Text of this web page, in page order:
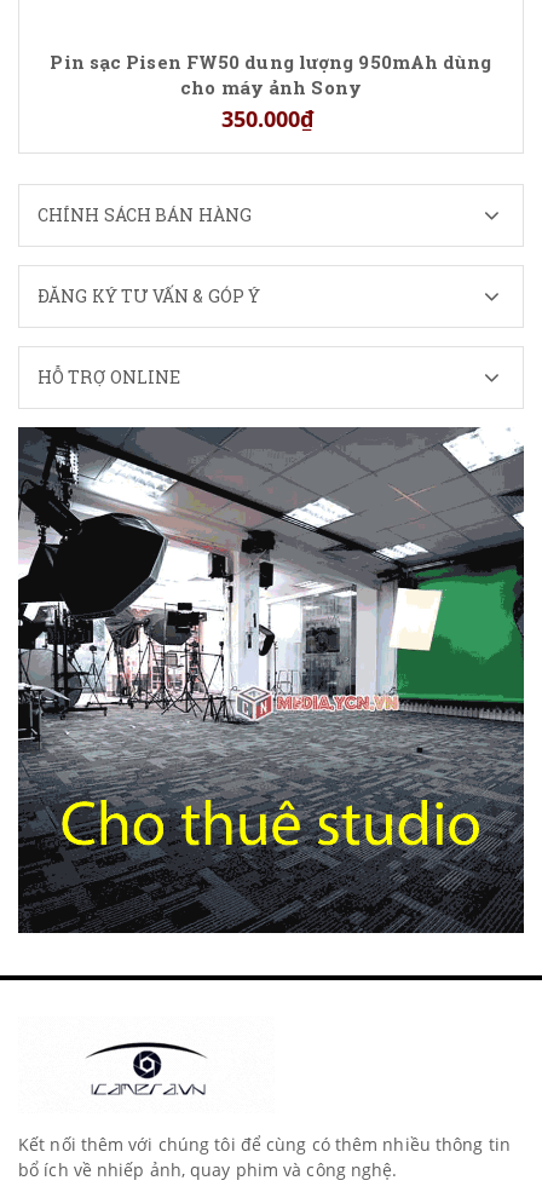
Pin sạc Pisen FW50 dung lượng 950mAh dùng
cho máy ảnh Sony
350.000₫
CHÍNH SÁCH BÁN HÀNG
ĐĂNG KÝ TƯ VẤN & GÓP Ý
HỖ TRỢ ONLINE
Kết nối thêm với chúng tôi để cùng có thêm nhiều thông tin
bổ ích về nhiếp ảnh, quay phim và công nghệ.